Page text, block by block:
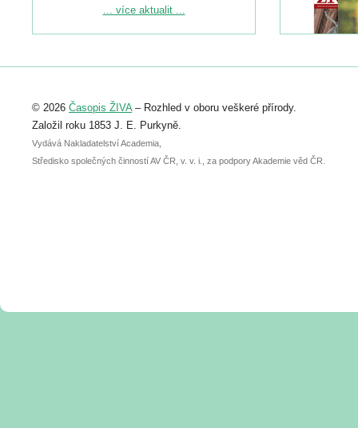
Podrobnější informace ke konferenci
Registrovat se můžete do 6. září.
abstraktu přihlášené přednášky nebo
posteru je už 30. června.
... více aktualit ...
© 2026 Časopis ŽIVA– Rozhled v oboru veškeré přírody.
Založil roku 1853 J. E. Purkyně.
Vydává Nakladatelství Academia,
Středisko společných činností AV ČR, v. v. i., za podpory Akademie věd ČR.